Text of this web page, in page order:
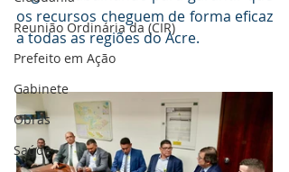
Reunião Ordinária da (CIR)
Prefeito em Ação
Gabinete
Obras
Saúde
os recursos cheguem de forma eficaz
a todas as regiões do Acre.